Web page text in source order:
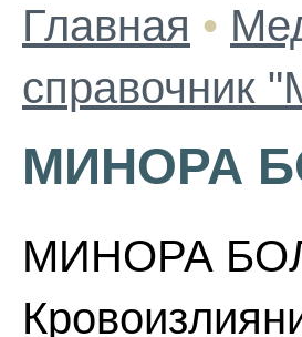
Главная •
справочник
МИНОРА
МИНОРА